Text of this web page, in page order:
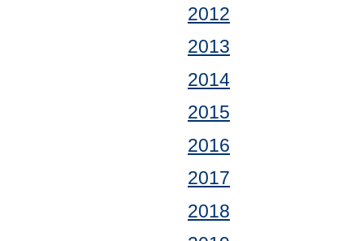
2012
2013
2014
2015
2016
2017
2018